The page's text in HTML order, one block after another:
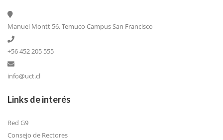
Manuel Montt 56, Temuco Campus San Francisco
+56 452 205 555
info@uct.cl
Links de interés
Red G9
Consejo de Rectores